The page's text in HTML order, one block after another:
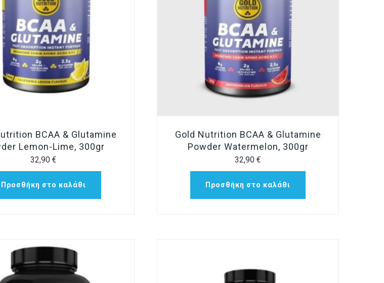
BCAA & Glutamine
Lemon-Lime, 300gr
32,90€
Προσθήκη στο καλάθι
Gold Nutrition BCAA & Glutamine
Powder Watermelon, 300gr
32,90€
Προσθήκη στο καλάθι